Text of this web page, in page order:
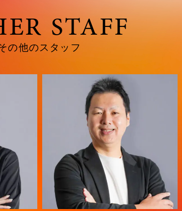
STAFF
の他のスタッフ